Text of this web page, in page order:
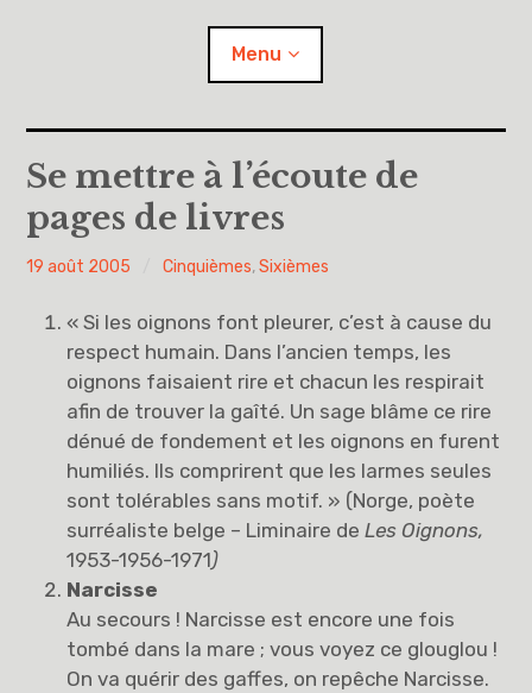
Menu
A propos
Cinquièmes
Sixièmes
Pourquoi des lois
Dieu
Libre pour me décider et m’engager
Éducation à la philosophie et à la citoyenneté
Se mettre à l’écoute de
pages de livres
PY
19 août 2005 Cinquièmes,Sixièmes
« Si les oignons font pleurer, c’est à cause du
respect humain. Dans l’ancien temps, les
oignons faisaient rire et chacun les respirait
afin de trouver la gaîté. Un sage blâme ce rire
dénué de fondement et les oignons en furent
humiliés. Ils comprirent que les larmes seules
sont tolérables sans motif. » (Norge, poète
surréaliste belge – Liminaire deLes Oignons,
1953-1956-1971)
Narcisse
Au secours ! Narcisse est encore une fois
tombé dans la mare ; vous voyez ce glouglou !
On va quérir des gaffes, on repêche Narcisse.